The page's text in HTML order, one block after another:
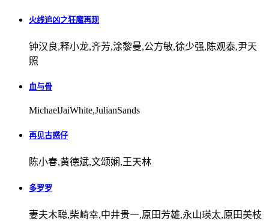
火线追凶之狂魔再现
钟汉良,释小龙,齐芳,涂黎曼,公方敏,徐少强,陈观泰,尹天
照
血与骨
MichaelJaiWhite,JulianSands
再见古惑仔
陈小春,黄德斌,文颂娴,王天林
多罗罗
妻夫木聪,柴崎幸,中井贵一,原田芳雄,永山瑛太,原田美枝